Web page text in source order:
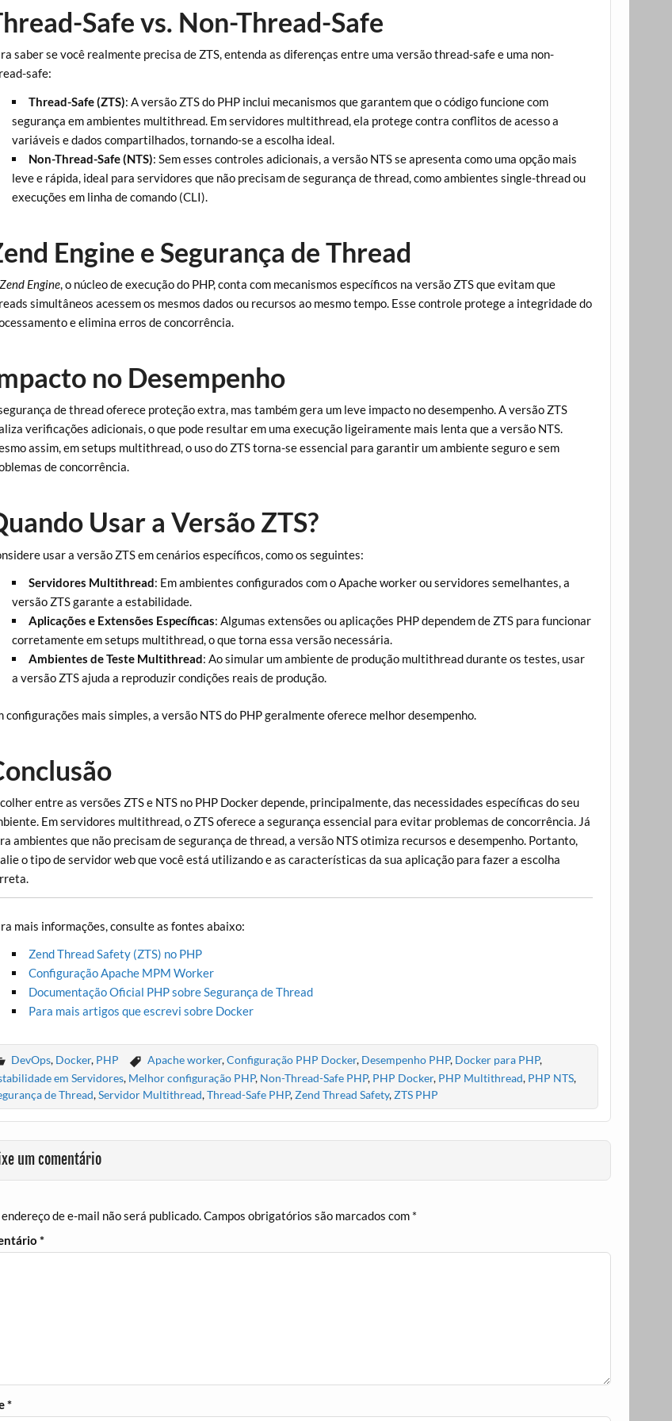
Safe vs. Non-Thread-Safe
saber se você realmente precisa de ZTS, entenda as diferenças entre uma versão thread-safe e uma non-
safe:
Thread-Safe (ZTS): A versão ZTS do PHP inclui mecanismos que garantem que o código funcione com
segurança em ambientes multithread. Em servidores multithread, ela protege contra conflitos de acesso a
variáveis e dados compartilhados, tornando-se a escolha ideal.
Non-Thread-Safe (NTS): Sem esses controles adicionais, a versão NTS se apresenta como uma opção mais
leve e rápida, ideal para servidores que não precisam de segurança de thread, como ambientes single-thread ou
execuções em linha de comando (CLI).
Engine e Segurança de Thread
Zend Engine, o núcleo de execução do PHP, conta com mecanismos específicos na versão ZTS que evitam que
simultâneos acessem os mesmos dados ou recursos ao mesmo tempo. Esse controle protege a integridade do
e elimina erros de concorrência.
no Desempenho
de thread oferece proteção extra, mas também gera um leve impacto no desempenho. A versão ZTS
verificações adicionais, o que pode resultar em uma execução ligeiramente mais lenta que a versão NTS.
assim, em setups multithread, o uso do ZTS torna-se essencial para garantir um ambiente seguro e sem
de concorrência.
Usar a Versão ZTS?
usar a versão ZTS em cenários específicos, como os seguintes:
Servidores Multithread: Em ambientes configurados com o Apache worker ou servidores semelhantes, a
versão ZTS garante a estabilidade.
Aplicações e Extensões Específicas: Algumas extensões ou aplicações PHP dependem de ZTS para funcionar
corretamente em setups multithread, o que torna essa versão necessária.
Ambientes de Teste Multithread: Ao simular um ambiente de produção multithread durante os testes, usar
a versão ZTS ajuda a reproduzir condições reais de produção.
configurações mais simples, a versão NTS do PHP geralmente oferece melhor desempenho.
entre as versões ZTS e NTS no PHP Docker depende, principalmente, das necessidades específicas do seu
Em servidores multithread, o ZTS oferece a segurança essencial para evitar problemas de concorrência. Já
ambientes que não precisam de segurança de thread, a versão NTS otimiza recursos e desempenho. Portanto,
o tipo de servidor web que você está utilizando e as características da sua aplicação para fazer a escolha
mais informações, consulte as fontes abaixo:
Zend Thread Safety (ZTS) no PHP
Configuração Apache MPM Worker
Documentação Oficial PHP sobre Segurança de Thread
Para mais artigos que escrevi sobre Docker
DevOps, Docker, PHP Apache worker,Configuração PHP Docker, Desempenho PHP, Docker para PHP,
em Servidores, Melhor configuração PHP, Non-Thread-Safe PHP, PHP Docker, PHP Multithread, PHP NTS,
de Thread,Servidor Multithread,Thread-Safe PHP,Zend Thread Safety,ZTS PHP
um comentário
de e-mail não será publicado.Campos obrigatórios são marcados com *
*
*